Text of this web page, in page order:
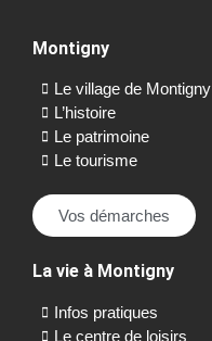
Montigny
Le village de Montigny
L’histoire
Le patrimoine
Le tourisme
Vos démarches
La vie à Montigny
Infos pratiques
Le centre de loisirs